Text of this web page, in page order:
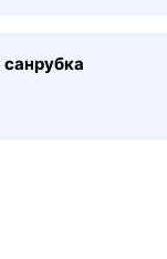
санрубка